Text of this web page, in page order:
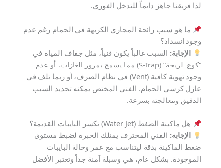
لذا فريقنا جاهز دائماً للتدخل الفوري.
ما هو سبب رائحة المجاري الكريهة في الحمام رغم عدم
وجود انسداد؟
الإجابة: السبب غالباً يكون فنياً، مثل جفاف المياه في
“كوع الريحة” (S-Trap) مما يسمح بمرور الغازات، أو عدم
وجود تهوية كافية (Vent) في نظام الصرف، أو ربما تلف في
عازل كرسي الحمام. الفني المختص يمكنه تحديد السبب
الدقيق ومعالجته بسرعة.
هل ماكينة الضغط (Water Jet) تكسر البايبات القديمة؟
الإجابة: الفني المحترف يمتلك الخبرة لضبط مستوى
ضغط الماكينة بدقة ليتناسب مع عمر وحالة البايبات
الموجودة. بشكل عام، هي وسيلة آمنة جداً وتعتبر الأفضل